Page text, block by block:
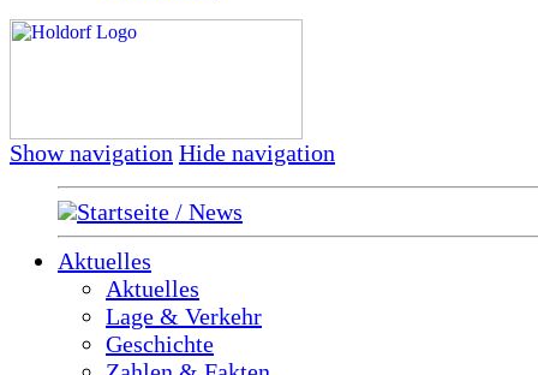
Show navigation Hide navigation
Startseite / News
Aktuelles
Aktuelles
Lage & Verkehr
Geschichte